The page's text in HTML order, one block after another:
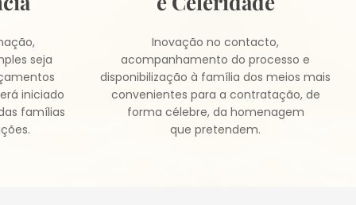
seja
iniciado
famílias
Inovação no contacto,
acompanhamento do processo e
disponibilização à família dos meios mais
convenientes para a contratação, de
forma célebre, da homenagem
que pretendem.